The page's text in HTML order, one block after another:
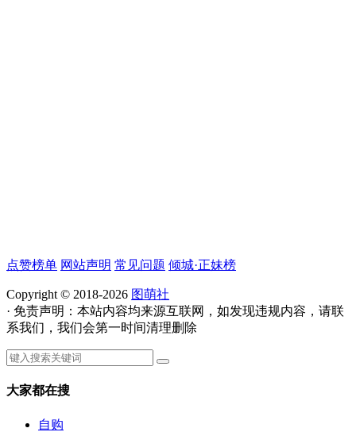
点赞榜单 网站声明 常见问题 倾城·正妹榜
Copyright © 2018-2026 图萌社
· 免责声明：本站内容均来源互联网，如发现违规内容，请联
系我们，我们会第一时间清理删除
大家都在搜
自购